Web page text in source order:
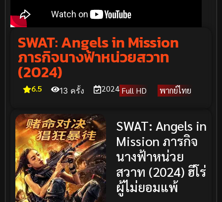
SWAT: Angels in Mission
ภารกิจนางฟ้าหน่วยสวาท
(2024)
6.5 13 ครั้ง 2024 Full HD พากย์ไทย
SWAT: Angels in
Mission ภารกิจ
นางฟ้าหน่วย
สวาท (2024) ฮีโร่
ผู้ไม่ยอมแพ้